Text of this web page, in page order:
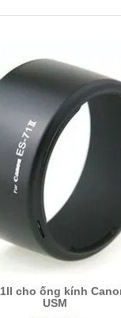
cho ống kính
USM